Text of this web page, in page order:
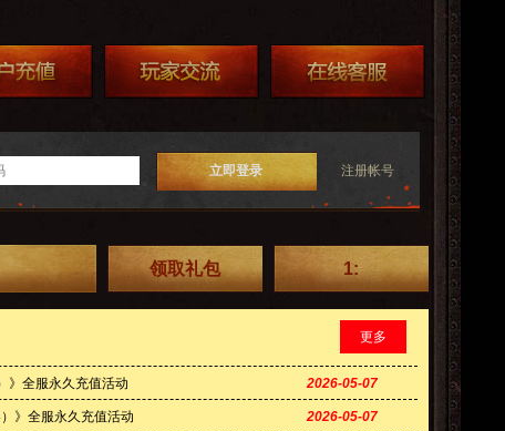
立即登录 注册帐号
领取礼包 1:
更多
》全服永久充值活动 2026-05-07
》全服永久充值活动 2026-05-07